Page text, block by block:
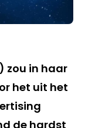
zou in haar
het uit het
de hardst